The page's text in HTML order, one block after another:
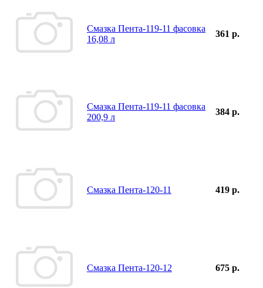
Смазка Пента-119-11 фасовка
16,08 л
361 р.
Смазка Пента-119-11 фасовка
200,9 л
384 р.
Смазка Пента-120-11 419 р.
Смазка Пента-120-12 675 р.